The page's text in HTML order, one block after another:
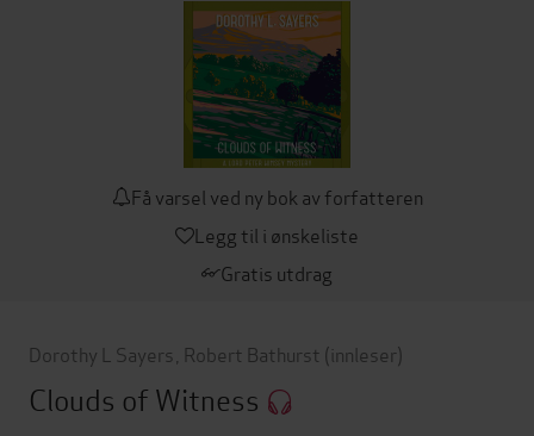
Få varsel ved ny bok av forfatteren
Legg til i ønskeliste
Gratis utdrag
Dorothy L Sayers Robert Bathurst (innleser)
Clouds of Witness